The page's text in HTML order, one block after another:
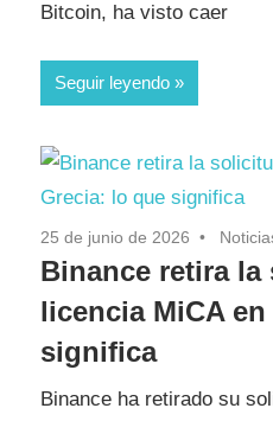
Bitcoin, ha visto caer
Seguir leyendo
25 de junio de 2026
Binance retira
licencia MiCA
significa
Binance ha retirado su